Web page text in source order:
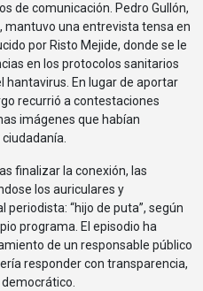
de comunicación. Pedro Gullón,
mantuvo una entrevista tensa en
por Risto Mejide, donde se le
en los protocolos sanitarios
hantavirus. En lugar de aportar
recurrió a contestaciones
imágenes que habían
finalizar la conexión, las
los auriculares y
“hijo de puta”, según
programa. El episodio ha
de un responsable público
responder con transparencia,